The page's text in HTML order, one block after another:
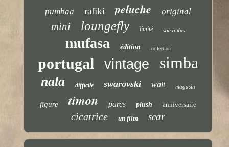
pumbaa rafiki peluche original
mini loungefly limité sac à dos
mufasa édition collection
portugal vintage simba
nala difficile swarovski walt magasin
figure timon parcs plush anniversaire
cicatrice un film scar